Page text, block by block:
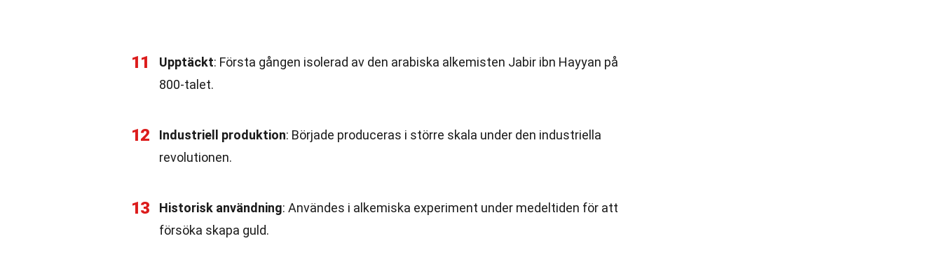
11 Upptäckt: Första gången isolerad av den arabiska alkemisten Jabir ibn Hayyan på
800-talet.
12 Industriell produktion: Började produceras i större skala under den industriella
revolutionen.
13 Historisk användning: Användes i alkemiska experiment under medeltiden för att
försöka skapa guld.